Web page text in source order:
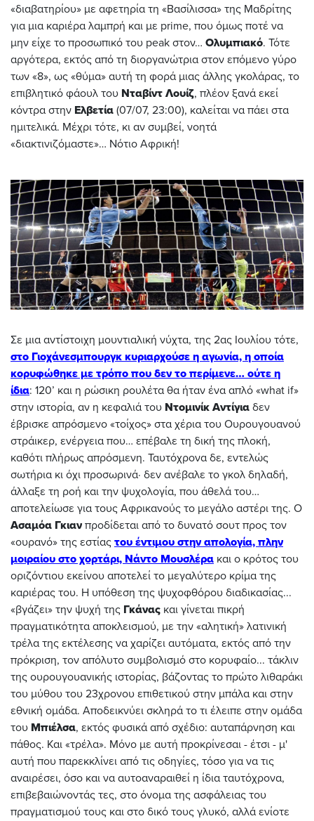
«διαβατηρίου» με αφετηρία τη «Βασίλισσα» της Μαδρίτης
για μια καριέρα λαμπρή και με prime, που όμως ποτέ να
μην είχε το προσωπικό του peak στον… Ολυμπιακό. Τότε
αργότερα, εκτός από τη διοργανώτρια στον επόμενο γύρο
των «8», ως «θύμα» αυτή τη φορά μιας άλλης γκολάρας, το
επιβλητικό φάουλ του Νταβίντ Λουίζ, πλέον ξανά εκεί
κόντρα στην Ελβετία (07/07, 23:00), καλείται να πάει στα
ημιτελικά. Μέχρι τότε, κι αν συμβεί, νοητά
«διακτινιζόμαστε»… Νότιο Αφρική!
Σε μια αντίστοιχη μουντιαλική νύχτα, της 2ας Ιουλίου τότε,
στο Γιοχάνεσμπουργκ κυριαρχούσε η αγωνία, η οποία
κορυφώθηκε με τρόπο που δεν το περίμενε… ούτε η
ίδια: 120’ και η ρώσικη ρουλέτα θα ήταν ένα απλό «what if»
στην ιστορία, αν η κεφαλιά του Ντομινίκ Αντίγια δεν
έβρισκε απρόσμενο «τοίχος» στα χέρια του Ουρουγουανού
στράικερ, ενέργεια που… επέβαλε τη δική της πλοκή,
καθότι πλήρως απρόσμενη. Ταυτόχρονα δε, εντελώς
σωτήρια κι όχι προσωρινά∙ δεν ανέβαλε το γκολ δηλαδή,
άλλαξε τη ροή και την ψυχολογία, που άθελά του…
αποτελείωσε για τους Αφρικανούς το μεγάλο αστέρι της. Ο
Ασαμόα Γκιαν προδίδεται από το δυνατό σουτ προς τον
«ουρανό» της εστίας του έντιμου στην απολογία, πλην
μοιραίου στο χορτάρι, Νάντο Μουσλέρα και ο κρότος του
οριζόντιου εκείνου αποτελεί το μεγαλύτερο κρίμα της
καριέρας του. Η υπόθεση της ψυχοφθόρου διαδικασίας...
«βγάζει» την ψυχή της Γκάνας και γίνεται πικρή
πραγματικότητα αποκλεισμού, με την «αλητική» λατινική
τρέλα της εκτέλεσης να χαρίζει αυτόματα, εκτός από την
πρόκριση, τον απόλυτο συμβολισμό στο κορυφαίο... τάκλιν
της ουρουγουανικής ιστορίας, βάζοντας το πρώτο λιθαράκι
του μύθου του 23χρονου επιθετικού στην μπάλα και στην
εθνική ομάδα. Αποδεικνύει σκληρά το τι έλειπε στην ομάδα
του Μπιέλσα, εκτός φυσικά από σχέδιο: αυταπάρνηση και
πάθος. Και «τρέλα». Μόνο με αυτή προκρίνεσαι - έτσι - μ'
αυτή που παρεκκλίνει από τις οδηγίες, τόσο για να τις
αναιρέσει, όσο και να αυτοαναραιθεί η ίδια ταυτόχρονα,
επιβεβαιώνοντάς τες, στο όνομα της ασφάλειας του
πραγματισμού τους και στο δικό τους γλυκό, αλλά ενίοτε